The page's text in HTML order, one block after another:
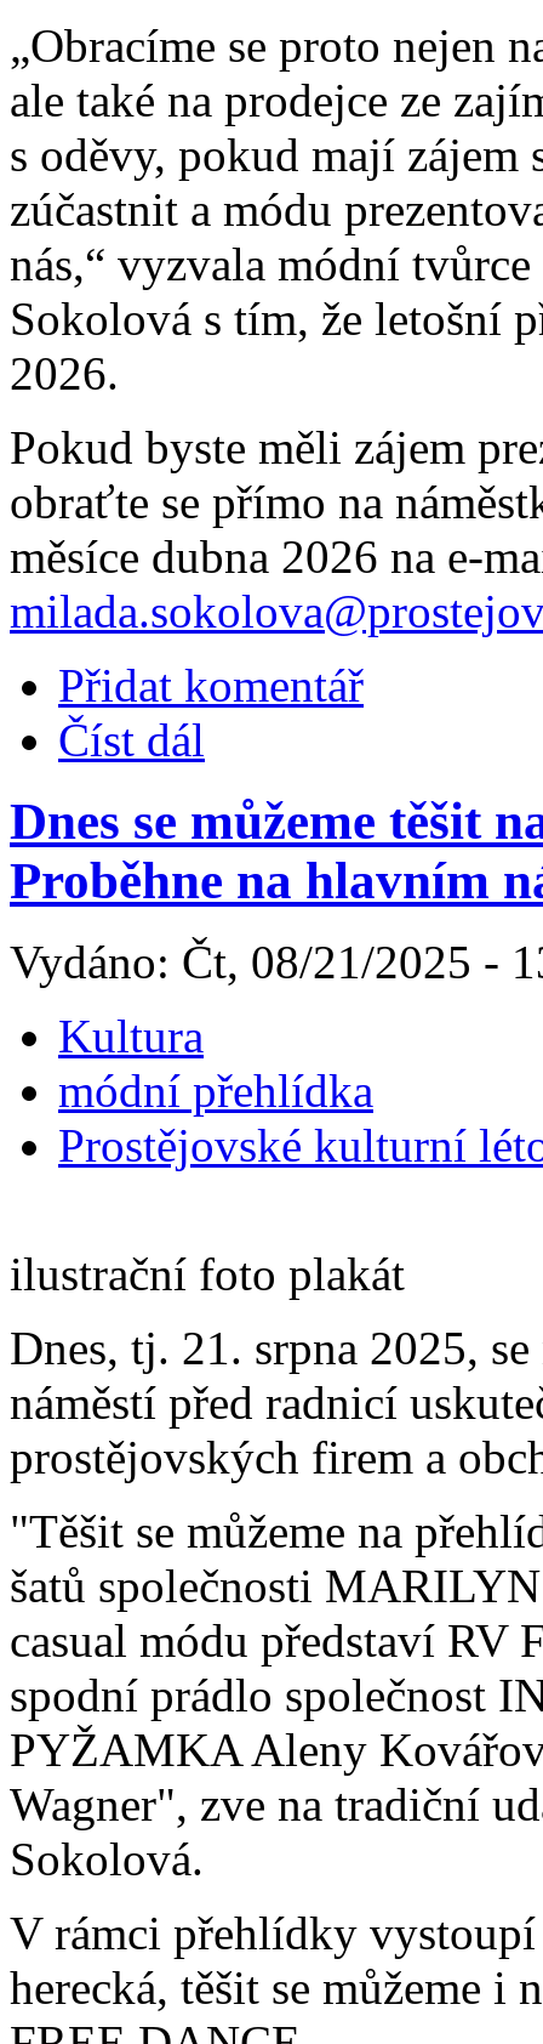
„Obracíme se proto nejen
ale také na prodejce ze
s oděvy, pokud mají
zúčastnit a módu
nás,“ vyzvala módní
Sokolová s tím, že letošní
2026.
Pokud byste měli zájem
obraťte se přímo na
měsíce dubna 2026 na e-
Přidat komentář
Číst dál
Dnes se můžeme těšit
Proběhne na hlavním
Vydáno: Čt, 08/21/2025 -
Kultura
módní přehlídka
Prostějovské kulturní
ilustrační foto plakát
Dnes, tj. 21. srpna 2025,
náměstí před radnicí
prostějovských firem a
"Těšit se můžeme na
šatů společnosti
casual módu představí RV
spodní prádlo společnost
PYŽAMKA Aleny
Wagner", zve na tradiční
Sokolová.
V rámci přehlídky
herecká, těšit se můžeme i